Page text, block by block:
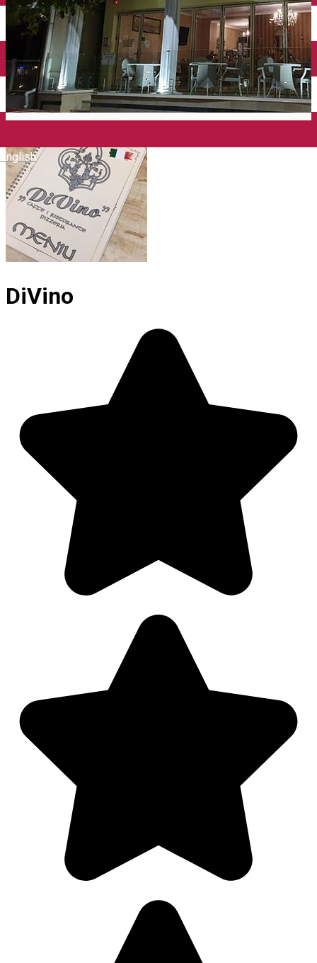
English
Închirieri auto
Închirieri biciclete
Taxi
Încărcare vehicule electrice
DiVino